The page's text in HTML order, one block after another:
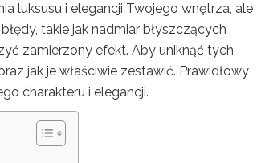
luksusu i elegancji Twojego wnętrza, ale
takie jak nadmiar błyszczących
zamierzony efekt. Aby uniknąć tych
jak je właściwie zestawić. Prawidłowy
charakteru i elegancji.